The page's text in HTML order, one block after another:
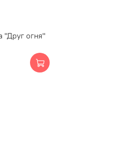
"Друг огня"